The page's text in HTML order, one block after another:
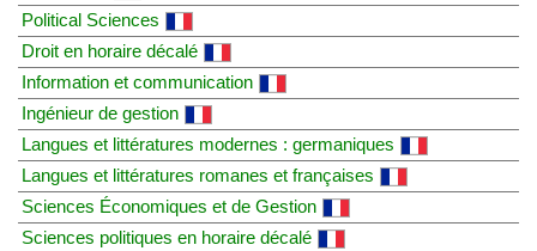
Political Sciences
Droit en horaire décalé
Information et communication
Ingénieur de gestion
Langues et littératures modernes : germaniques
Langues et littératures romanes et françaises
Sciences Économiques et de Gestion
Sciences politiques en horaire décalé